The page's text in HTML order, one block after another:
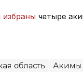
избраны четыре
область Акимы